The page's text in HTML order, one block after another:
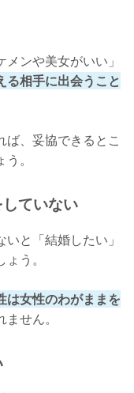
ンや美女がいい」
る相手に出会うこと
ば、妥協できるとこ
。
ていない
と「結婚したい」
う。
は女性のわがままを
せん。